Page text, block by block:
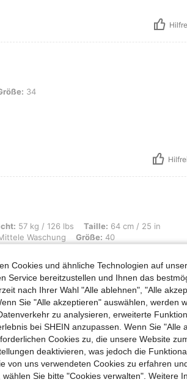
34
lbs, Taille: 64 cm / 25 in, Brust: 88 cm / 35 in,
57 kg / 126 lbs Taille: 64 cm / 25 in
Waschung Größe: 40
Ansehen
Cookies und ähnliche Technologien auf
Service bereitzustellen und Ihnen das
nach Ihrer Wahl "Alle ablehnen", "Alle
Sie "Alle akzeptieren" auswählen, werden
zu analysieren, erweiterte
bei SHEIN anzupassen. Wenn Sie
Cookies zu, die unsere Website
deaktivieren, was jedoch die
von uns verwendeten Cookies zu erfahren
wählen Sie bitte "Cookies verwalten". Weitere